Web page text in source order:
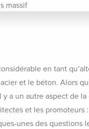
en tant
et le béton. Alors
a un autre aspect de
et les promoteurs
unes des questions